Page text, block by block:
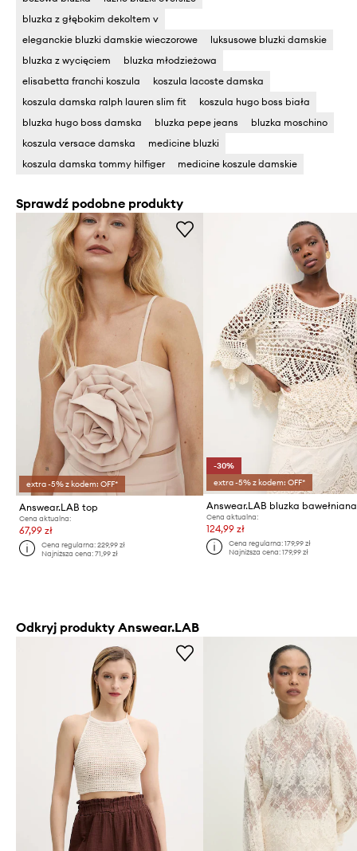
bluzka z głębokim dekoltem v
eleganckie bluzki damskie wieczorowe
luksusowe bluzki damskie
bluzka z wycięciem
bluzka młodzieżowa
elisabetta franchi koszula
koszula lacoste damska
koszula damska ralph lauren slim fit
koszula hugo boss biała
bluzka hugo boss damska
bluzka pepe jeans
bluzka moschino
koszula versace damska
medicine bluzki
koszula damska tommy hilfiger
medicine koszule damskie
Sprawdź podobne produkty
extra -5% z kodem: OFF*
Answear.LAB top
Cena aktualna:
67,99 zł
Cena regularna:229,99 zł
Najniższa cena:71,99 zł
-30%
extra -5% z kodem: OFF*
Answear.LAB bluzka bawełniana
Cena aktualna:
124,99 zł
Cena regularna: 179,99 zł
Najniższa cena: 179,99 zł
Odkryj produkty Answear.LAB